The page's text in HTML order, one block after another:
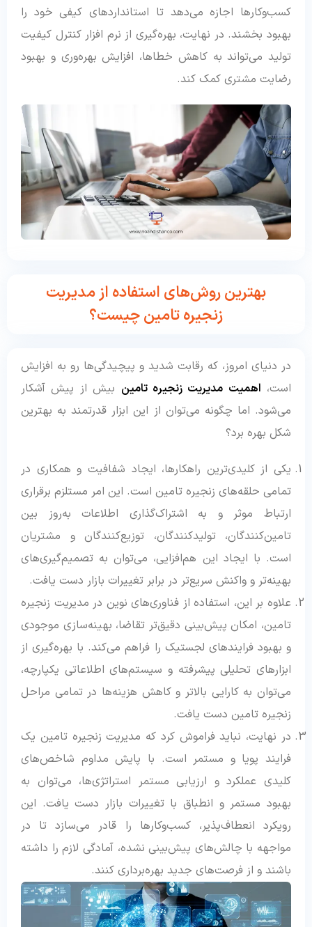
کسب‌وکارها اجازه می‌دهد تا استانداردهای کیفی خود را
بهبود بخشند. در نهایت، بهره‌گیری از نرم افزار کنترل کیفیت
تولید می‌تواند به کاهش خطاها، افزایش بهره‌وری و بهبود
رضایت مشتری کمک کند.
بهترین روش‌های استفاده از مدیریت
زنجیره تامین چیست؟
در دنیای امروز، که رقابت شدید و پیچیدگی‌ها رو به افزایش
است، اهمیت مدیریت زنجیره تامین بیش از پیش آشکار
می‌شود. اما چگونه می‌توان از این ابزار قدرتمند به بهترین
شکل بهره برد؟
یکی از کلیدی‌ترین راهکارها، ایجاد شفافیت و همکاری در
تمامی حلقه‌های زنجیره تامین است. این امر مستلزم برقراری
ارتباط موثر و به اشتراک‌گذاری اطلاعات به‌روز بین
تامین‌کنندگان، تولیدکنندگان، توزیع‌کنندگان و مشتریان
است. با ایجاد این هم‌افزایی، می‌توان به تصمیم‌گیری‌های
بهینه‌تر و واکنش سریع‌تر در برابر تغییرات بازار دست یافت.
علاوه بر این، استفاده از فناوری‌های نوین در مدیریت زنجیره
تامین، امکان پیش‌بینی دقیق‌تر تقاضا، بهینه‌سازی موجودی
و بهبود فرایندهای لجستیک را فراهم می‌کند. با بهره‌گیری از
ابزارهای تحلیلی پیشرفته و سیستم‌های اطلاعاتی یکپارچه،
می‌توان به کارایی بالاتر و کاهش هزینه‌ها در تمامی مراحل
زنجیره تامین دست یافت.
در نهایت، نباید فراموش کرد که مدیریت زنجیره تامین یک
فرایند پویا و مستمر است. با پایش مداوم شاخص‌های
کلیدی عملکرد و ارزیابی مستمر استراتژی‌ها، می‌توان به
بهبود مستمر و انطباق با تغییرات بازار دست یافت. این
رویکرد انعطاف‌پذیر، کسب‌وکارها را قادر می‌سازد تا در
مواجهه با چالش‌های پیش‌بینی نشده، آمادگی لازم را داشته
باشند و از فرصت‌های جدید بهره‌برداری کنند.